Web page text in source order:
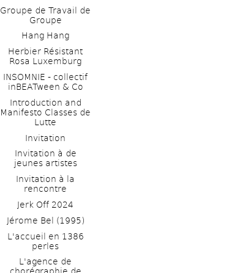
Groupe de Travail de
Groupe
Hang Hang
Herbier Résistant
Rosa Luxemburg
INSOMNIE - collectif
inBEATween & Co
Introduction and
Manifesto Classes de
Lutte
Invitation
Invitation à de
jeunes artistes
Invitation à la
rencontre
Jerk Off 2024
Jérome Bel (1995)
L'accueil en 1386
perles
L'agence de